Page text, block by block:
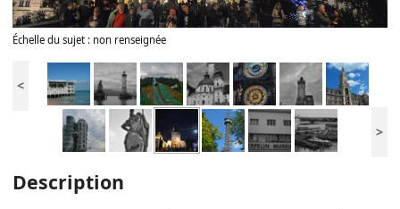
Échelle du sujet : non renseignée
<
>
Description